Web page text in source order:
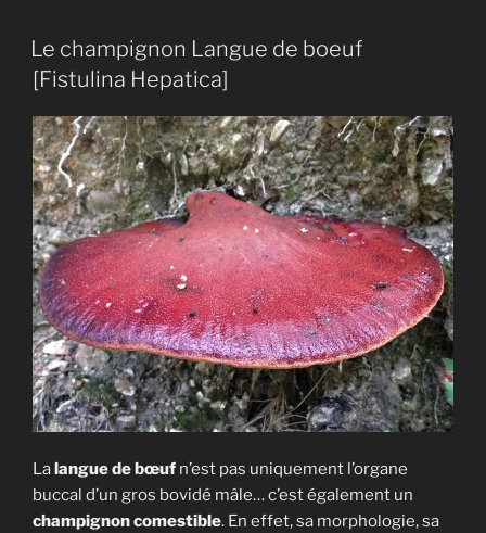
Le champignon Langue de boeuf
[Fistulina Hepatica]
La langue de bœuf n’est pas uniquement l’organe
buccal d’un gros bovidé mâle… c’est également un
champignon comestible. En effet, sa morphologie, sa